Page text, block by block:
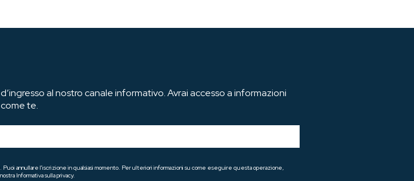
al nostro canale informativo. Avrai accesso a informazioni
te.
annullare l'iscrizione in qualsiasi momento. Per ulteriori informazioni su come eseguire questa operazione,
Informativa sulla privacy.